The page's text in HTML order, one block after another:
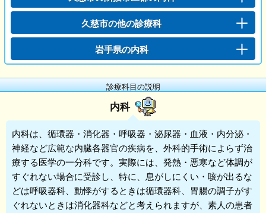
久慈市の他の診療科
岩手県の内科
診療科目の説明
内科
内科は、循環器・消化器・呼吸器・泌尿器・血液・内分泌・
神経など広範な内臓各器官の疾病を、外科的手術によらず治
療する医学の一分科です。実際には、発熱・悪寒など体調が
すぐれない場合に受診し、特に、息がしにくい・咳が出るな
どは呼吸器科、動悸がするときは循環器科、胃腸の調子がす
ぐれないときは消化器科などと考えられますが、素人の患者